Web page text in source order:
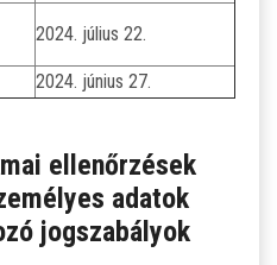
2024. július 22.
2024. június 27.
ellenőrzések
adatok
jogszabályok